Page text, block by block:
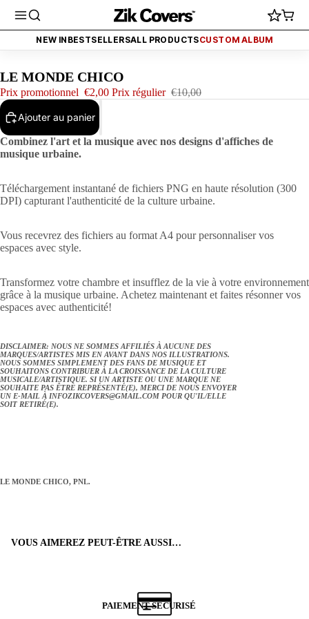
2€ (FINI AUJOURD'HUI) PROMO - TOUT À 2€ (FINI AUJOURD'HUI)
NEW IN BESTSELLERSALL PRODUCTSCUSTOM ALBUM
LE MONDE CHICO
Prix promotionnel €2,00 Prix régulier €10,00
Ajouter au panier
Combinez l'art et la musique avec nos designs d'affiches de
musique urbaine.
Téléchargement instantané de fichiers PNG en haute résolution (300
DPI) capturant l'authenticité de la culture urbaine.
Vous recevrez des fichiers au format A4 pour personnaliser vos
espaces avec style.
Transformez votre chambre et insufflez de la vie à votre environnement
grâce à la musique urbaine. Achetez maintenant et faites résonner vos
espaces avec authenticité!
DISCLAIMER: NOUS NE SOMMES AFFILIÉS À AUCUNE DES
MARQUES/ARTISTES MIS EN AVANT DANS NOS ILLUSTRATIONS.
NOUS SOMMES SIMPLEMENT DES FANS DE MUSIQUE ET
SOUHAITONS CONTRIBUER À LA CROISSANCE DE LA CULTURE
MUSICALE/ARTISTIQUE. SI UN ARTISTE OU UNE MARQUE NE
SOUHAITE PAS ÊTRE REPRÉSENTÉ(E), MERCI DE NOUS ENVOYER
UN E-MAIL À INFOZIKCOVERS@GMAIL.COM POUR QU'IL/ELLE
SOIT RETIRÉ(E).
LE MONDE CHICO, PNL.
VOUS AIMEREZ PEUT-ÊTRE AUSSI…
PAIEMENT SÉCURISÉ